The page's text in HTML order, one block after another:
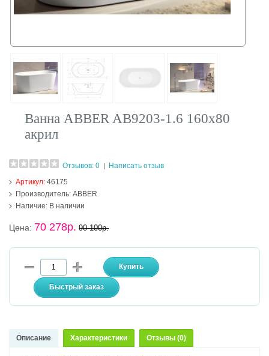
Ванна ABBER AB9203-1.6 160х80
акрил
Отзывов: 0
Написать отзыв
Артикул:46175
Производитель: ABBER
Наличие: В наличии
Цена: 70 278р. 90 100р.
Описание Характеристики Отзывы (0)